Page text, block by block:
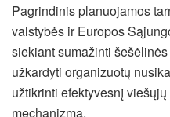
Pagrindinis planuojamos
valstybės ir Europos
siekiant sumažinti
užkardyti organizuotų
užtikrinti efektyvesnį
mechanizmą.